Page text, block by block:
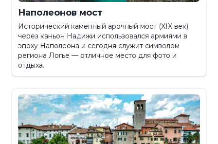
Наполеонов мост
Исторический каменный арочный мост (XIX век)
через каньон Надижи использовался армиями в
эпоху Наполеона и сегодня служит символом
региона Логье — отличное место для фото и
отдыха.